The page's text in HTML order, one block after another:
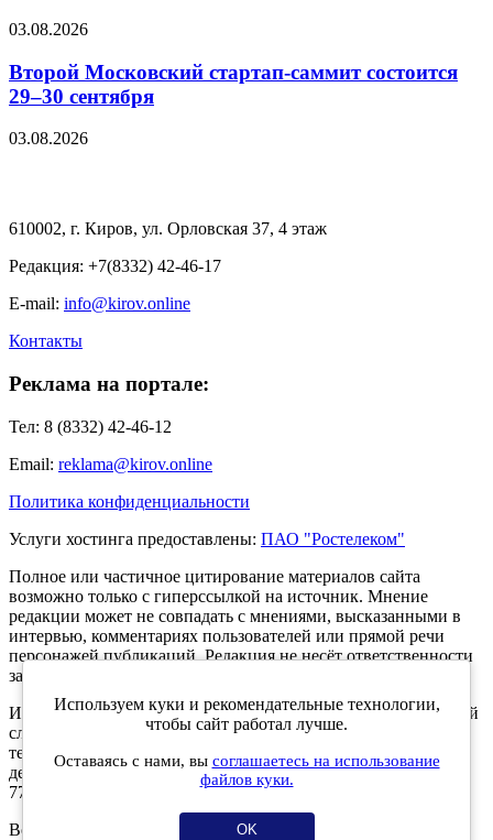
03.08.2026
Второй Московский стартап-саммит состоится
29–30 сентября
03.08.2026
610002, г. Киров, ул. Орловская 37, 4 этаж
Редакция: +7(8332) 42-46-17
E-mail: info@kirov.online
Контакты
Реклама на портале:
Тел: 8 (8332) 42-46-12
Email: reklama@kirov.online
Политика конфиденциальности
Услуги хостинга предоставлены: ПАО "Ростелеком"
Полное или частичное цитирование материалов сайта
возможно только с гиперссылкой на источник. Мнение
редакции может не совпадать с мнениями, высказанными в
интервью, комментариях пользователей или прямой речи
персонажей публикаций. Редакция не несёт ответственности
за текст комментариев читателей.
Интернет-портал Kirov.online зарегистрирован в Федеральной
службе по надзору в сфере связи, информационных
технологий и массовых коммуникаций (Роскомнадзор) 5
декабря 2019 года. Регистрационный номер ЭЛ № ФС 77 -
77189.
Возрастное ограничение 12+
Используем куки и рекомендательные технологии,
чтобы сайт работал лучше.
Оставаясь с нами, вы соглашаетесь на использование
файлов куки.
OK